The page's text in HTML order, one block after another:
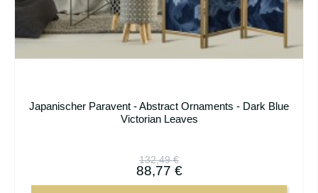
Japanischer Paravent - Abstract Ornaments - Dark Blue
Victorian Leaves
132,49 €
88,77 €